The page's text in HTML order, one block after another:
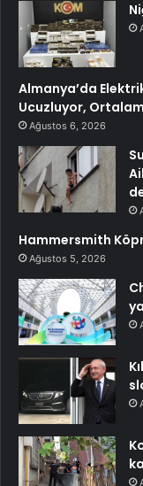
Almanya’da
Ucuzluyor,
Ağustos 6, 2026
Hammersmith
Ağustos 5, 2026